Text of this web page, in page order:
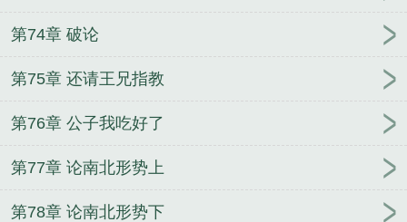
第74章 破论
第75章 还请王兄指教
第76章 公子我吃好了
第77章 论南北形势上
第78章 论南北形势下